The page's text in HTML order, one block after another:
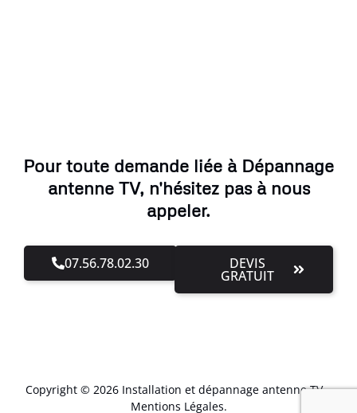
Pour toute demande liée à Dépannage
antenne TV, n'hésitez pas à nous
appeler.
07.56.78.02.30 DEVIS
GRATUIT
Copyright © 2026 Installation et dépannage antenne TV –
Mentions Légales.